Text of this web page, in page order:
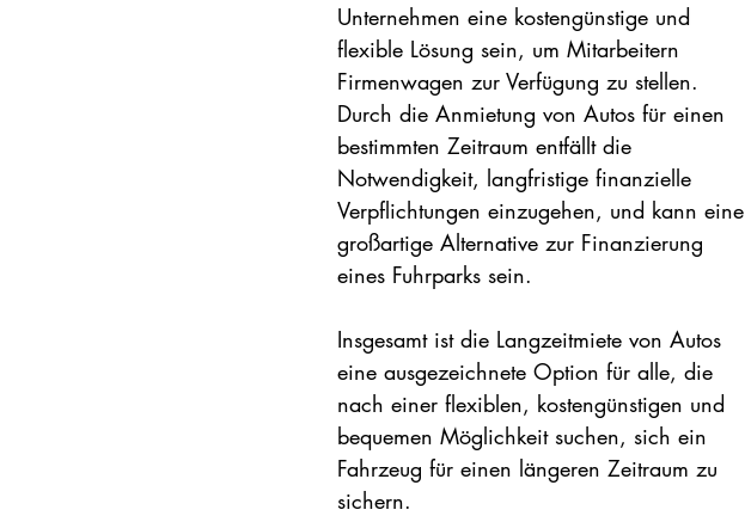
Unternehmen eine kostengünstige und
flexible Lösung sein, um Mitarbeitern
Firmenwagen zur Verfügung zu stellen.
Durch die Anmietung von Autos für einen
bestimmten Zeitraum entfällt die
Notwendigkeit, langfristige finanzielle
Verpflichtungen einzugehen, und kann eine
großartige Alternative zur Finanzierung
eines Fuhrparks sein.
Insgesamt ist die Langzeitmiete von Autos
eine ausgezeichnete Option für alle, die
nach einer flexiblen, kostengünstigen und
bequemen Möglichkeit suchen, sich ein
Fahrzeug für einen längeren Zeitraum zu
sichern.